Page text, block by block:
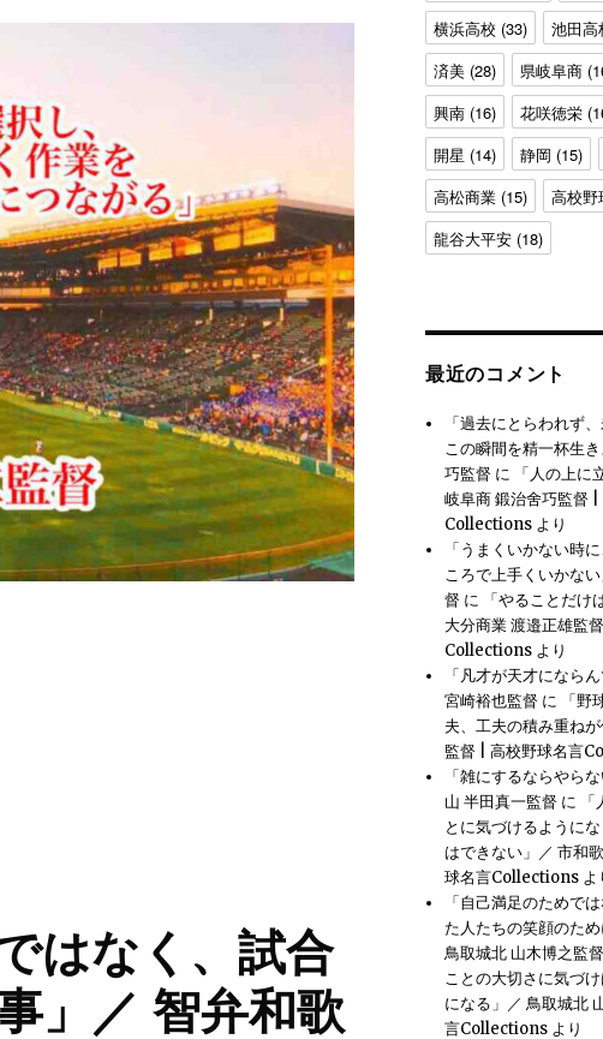
修正していく作業を繰り返すことで自立と成長につながる」／ 智弁
はなく、試合
」／ 智弁和歌
横浜高校 (33) 池田高
済美(28) 県岐阜商
興南(16) 花咲徳栄
開星 (14) 静岡 (15)
高松商業(15) 高校野
龍谷大平安(18)
最近のコメント
「過去にとらわれず
この瞬間を精一杯生
巧監督 に
「人の上に
岐阜商 鍛治舍巧監督
Collections より
「うまくいかない時
ころで上手くいかな
督 に
「やることだけ
大分商業 渡邉正雄監
Collections より
「凡才が天才になら
宮崎裕也監督 に
「
夫、工夫の積み重ね
監督 | 高校野球名言
「雑にするならやら
山 半田真一監督 に
とに気づけるように
はできない」／ 市和
球名言Collections よ
「自己満足のためで
た人たちの笑顔のた
鳥取城北 山木博之監督
ことの大切さに気づ
になる」／ 鳥取城北
言Collections より